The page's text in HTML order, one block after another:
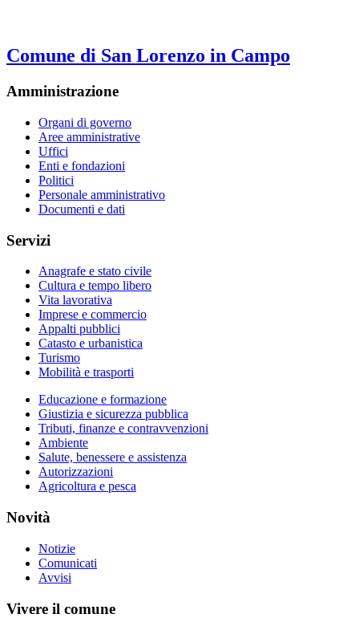
Comune di San Lorenzo in Campo
Amministrazione
Organi di governo
Aree amministrative
Uffici
Enti e fondazioni
Politici
Personale amministrativo
Documenti e dati
Servizi
Anagrafe e stato civile
Cultura e tempo libero
Vita lavorativa
Imprese e commercio
Appalti pubblici
Catasto e urbanistica
Turismo
Mobilità e trasporti
Educazione e formazione
Giustizia e sicurezza pubblica
Tributi, finanze e contravvenzioni
Ambiente
Salute, benessere e assistenza
Autorizzazioni
Agricoltura e pesca
Novità
Notizie
Comunicati
Avvisi
Vivere il comune